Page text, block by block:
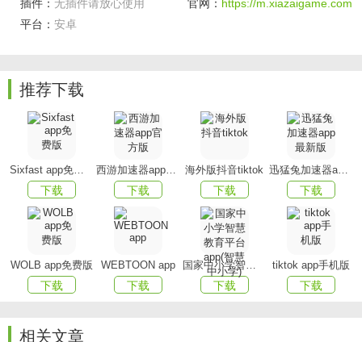
应用亮点
需要的朋友欢迎体验。
2.这里有商家入驻、购物商城、生活资讯、汽车、地
产、人力资源和精准扶贫等功能板块。
3.专业的本地生活服务平台，品质美食、水果生鲜、鲜
花蛋糕、超市百货,30分钟送达!
4.为您甄选资质齐全,卫生可靠的优质商家,提供安全、方
便、快捷、贴心的高品质外卖服务。
主要功能
插件： 无插件请放心使用 官网： https://m.xiazaigame.com
平台： 安卓
推荐下载
Sixfast app免费版
下载
西游加速器app官方版
下载
海外版抖音tiktok
下载
迅猛兔加速器app最新版
下载
WOLB app免费版
下载
WEBTOON app
下载
国家中小学智慧教育平台app(智慧中小学)
下载
tiktok app手机版
下载
相关文章